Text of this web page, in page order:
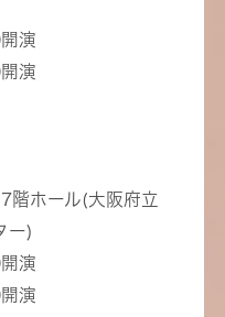
演
演
階ホール(大阪府立
ー)
演
演